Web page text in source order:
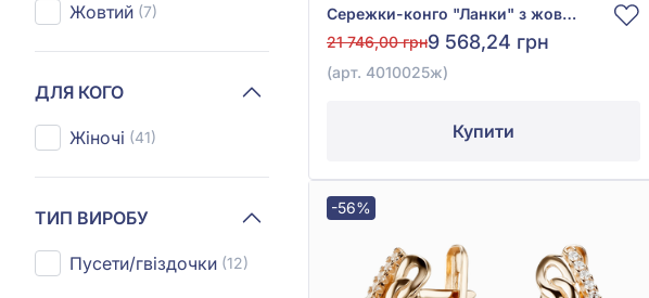
Жовтий (7)
ДЛЯ КОГО
Жіночі (41)
ТИП ВИРОБУ
Пусети/гвіздочки (12)
Сережки-конго "Ланки" з жовтого золота 585°, без вставки, арт. 4010025ж
21 746,00 грн9 568,24 грн
(арт. 4010025ж)
Купити
-56%